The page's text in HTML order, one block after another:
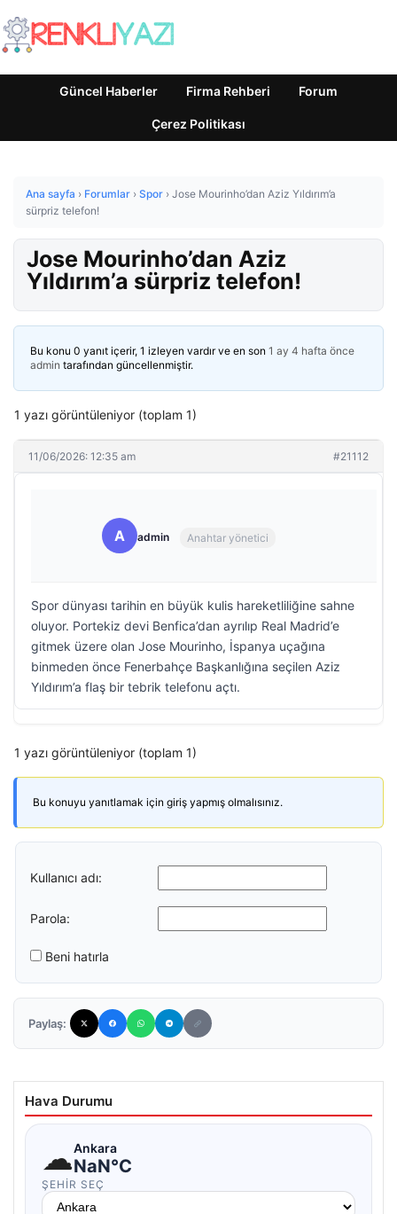
Güncel Haberler Firma Rehberi Forum
Çerez Politikası
Ana sayfa › Forumlar › Spor › Jose Mourinho’dan Aziz Yıldırım’a
sürpriz telefon!
Jose Mourinho’dan Aziz
Yıldırım’a sürpriz telefon!
Bu konu 0 yanıt içerir, 1 izleyen vardır ve en son 1 ay 4 hafta önce
admin tarafından güncellenmiştir.
1 yazı görüntüleniyor (toplam 1)
11/06/2026: 12:35 am #21112
A admin Anahtar yönetici
Spor dünyası tarihin en büyük kulis hareketliliğine sahne
oluyor. Portekiz devi Benfica’dan ayrılıp Real Madrid’e
gitmek üzere olan Jose Mourinho, İspanya uçağına
binmeden önce Fenerbahçe Başkanlığına seçilen Aziz
Yıldırım’a flaş bir tebrik telefonu açtı.
1 yazı görüntüleniyor (toplam 1)
Bu konuyu yanıtlamak için giriş yapmış olmalısınız.
Kullanıcı adı:
Parola:
Beni hatırla
Paylaş:
Hava Durumu
☁Ankara
NaN°C
ŞEHIR SEÇ